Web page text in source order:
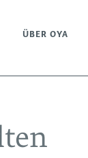
ÜBER OYA